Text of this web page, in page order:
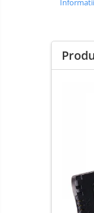
Telefoane mobile
Telefoane mobile